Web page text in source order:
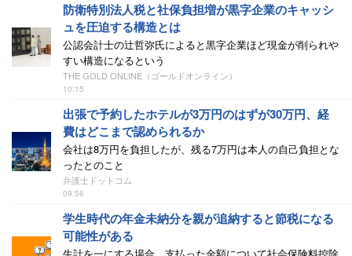
防衛特別法人税と社保負担増が黒字企業のキャッシ
ュを圧迫する構造とは
公認会計士の辻哲弥氏によると黒字企業ほど現金が削られや
すい構造になるという
THE GOLD ONLINE（ゴールドオンライン）
10:15
出張で予約したホテルが3万円のはずが30万円、経
費はどこまで認められるか
会社は8万円を負担したが、残る7万円は本人の自己負担とな
ったとのこと
弁護士ドットコム
09:56
学生時代の年金未納分を親が追納すると節税になる
可能性がある